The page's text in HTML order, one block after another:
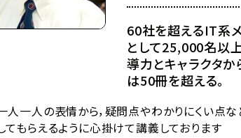
60社を超えるIT系
として25,000名以
導力とキャラクタ
は50冊を超える。
人一人の表情から，疑問点やわかりにくい点
てもらえるように心掛けて講義しております